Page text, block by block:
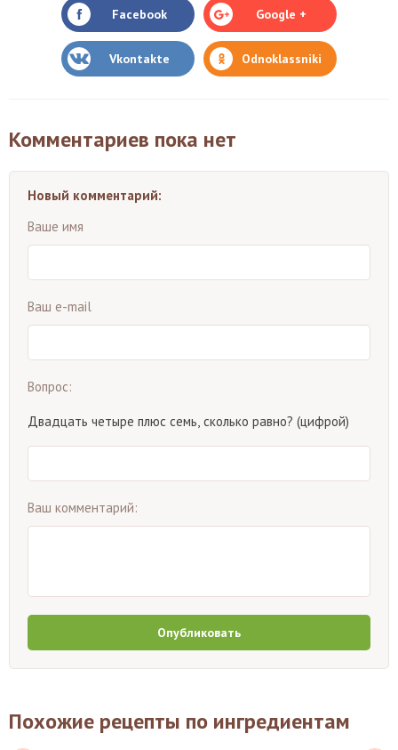
Facebook Google +
Vkontakte Odnoklassniki
Комментариев пока нет
Новый комментарий:
Ваше имя
Ваш e-mail
Вопрос:
Двадцать четыре плюс семь, сколько равно? (цифрой)
Ваш комментарий:
Опубликовать
Похожие рецепты по ингредиентам